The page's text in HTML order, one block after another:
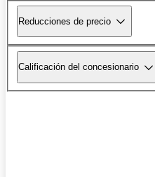
Reducciones de precio
Calificación del concesionario